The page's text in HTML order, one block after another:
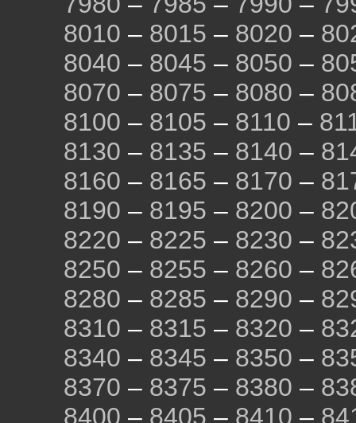
8010 – 8015 – 8020 –
8040 – 8045 – 8050 –
8070 – 8075 – 8080 –
8100 – 8105 – 8110 –
8130 – 8135 – 8140 –
8160 – 8165 – 8170 –
8190 – 8195 – 8200 –
8220 – 8225 – 8230 –
8250 – 8255 – 8260 –
8280 – 8285 – 8290 –
8310 – 8315 – 8320 –
8340 – 8345 – 8350 –
8370 – 8375 – 8380 –
8400 – 8405 – 8410 –